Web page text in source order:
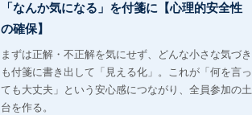
「なんか気になる」を付箋に【心理的安全性
の確保】
まずは正解・不正解を気にせず、どんな小さな気づき
も付箋に書き出して「見える化」。これが「何を言っ
ても大丈夫」という安心感につながり、全員参加の土
台を作る。